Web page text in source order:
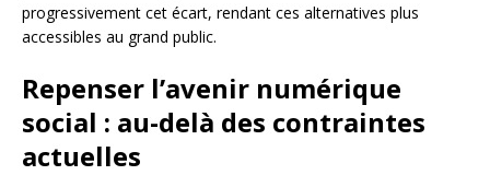
progressivement cet écart, rendant ces alternatives plus
accessibles au grand public.
Repenser l’avenir numérique
social : au-delà des contraintes
actuelles